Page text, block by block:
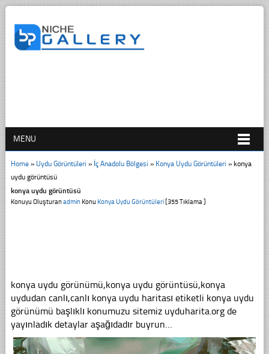
MENU
Home» Uydu Görüntüleri » İç Anadolu Bölgesi » Konya Uydu Görüntüleri » konya
uydu görüntüsü
konya uydu görüntüsü
Konuyu OluşturanadminKonu Konya Uydu Görüntüleri[355 Tıklama ]
konya uydu görünümü,konya uydu görüntüsü,konya
uydudan canlı,canlı konya uydu haritası etiketli konya uydu
görünümü başlıklı konumuzu sitemiz uyduharita.org de
yayınladık detaylar aşağıdadır buyrun…